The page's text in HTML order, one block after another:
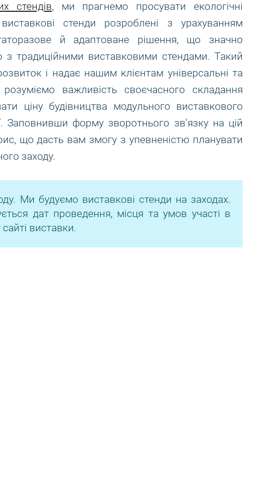
стендів, ми прагнемо просувати екологічні
стенди розроблені з урахуванням
й адаптоване рішення, що значно
з традиційними виставковими стендами. Такий
і надає нашим клієнтам універсальні та
важливість своєчасного складання
ціну будівництва модульного виставкового
Заповнивши форму зворотнього зв'язку на цій
що дасть вам змогу з упевненістю планувати
заходу.
Ми будуємо виставкові стенди на заходах.
дат проведення, місця та умов участі в
виставки.